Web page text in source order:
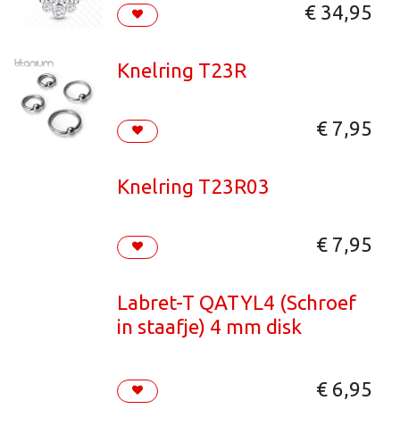
€ 34,95
Knelring T23R
€ 7,95
Knelring T23R03
€ 7,95
Labret-T QATYL4 (Schroef
in staafje) 4 mm disk
€ 6,95